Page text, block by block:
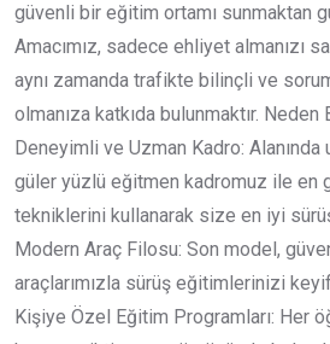
güvenli bir eğitim ortamı sunmaktan
Amacımız, sadece ehliyet almanızı
aynı zamanda trafikte bilinçli ve
olmanıza katkıda bulunmaktır.
Deneyimli ve Uzman Kadro:
güler yüzlü eğitmen kadromuz ile en
tekniklerini kullanarak size en iyi
Modern Araç Filosu: Son model,
araçlarımızla sürüş eğitimlerinizi
Kişiye Özel Eğitim Programları: Her